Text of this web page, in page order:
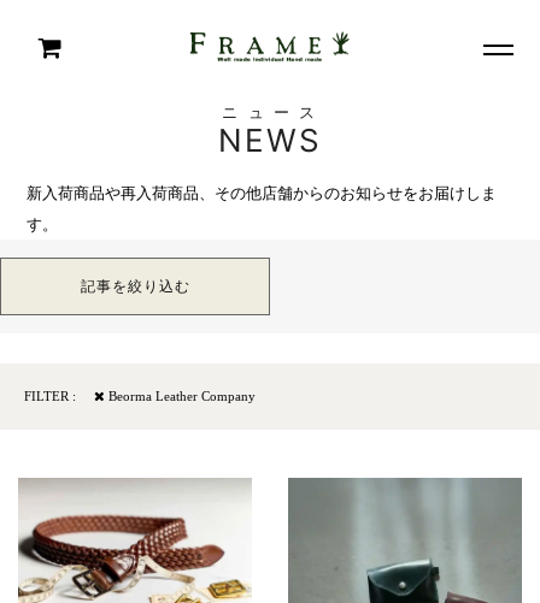
NEWS
ニュース
新入荷商品や再入荷商品、その他店舗からのお知らせをお届けしま
す。
記事を絞り込む
FILTER : Beorma Leather Company